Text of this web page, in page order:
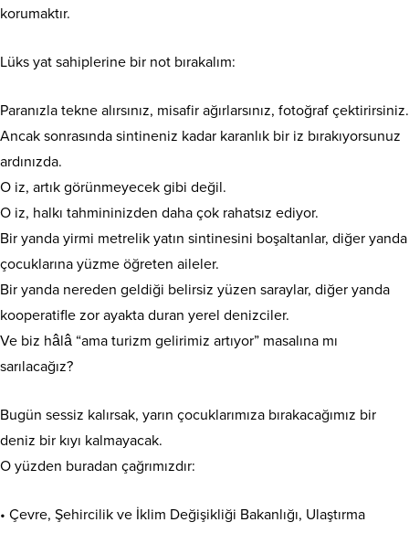
korumaktır.
Lüks yat sahiplerine bir not bırakalım:
Paranızla tekne alırsınız, misafir ağırlarsınız, fotoğraf çektirirsiniz.
Ancak sonrasında sintineniz kadar karanlık bir iz bırakıyorsunuz
ardınızda.
O iz, artık görünmeyecek gibi değil.
O iz, halkı tahmininizden daha çok rahatsız ediyor.
Bir yanda yirmi metrelik yatın sintinesini boşaltanlar, diğer yanda
çocuklarına yüzme öğreten aileler.
Bir yanda nereden geldiği belirsiz yüzen saraylar, diğer yanda
kooperatifle zor ayakta duran yerel denizciler.
Ve biz hâlâ “ama turizm gelirimiz artıyor” masalına mı
sarılacağız?
Bugün sessiz kalırsak, yarın çocuklarımıza bırakacağımız bir
deniz bir kıyı kalmayacak.
O yüzden buradan çağrımızdır:
• Çevre, Şehircilik ve İklim Değişikliği Bakanlığı, Ulaştırma